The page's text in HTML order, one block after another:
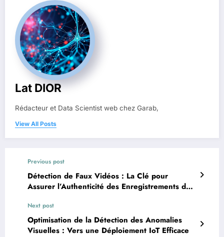
Lat DIOR
Rédacteur et Data Scientist web chez Garab,
View All Posts
Previous post
Détection de Faux Vidéos : La Clé pour
Assurer l’Authenticité des Enregistrements de
Next post
Optimisation de la Détection des Anomalies
Visuelles : Vers une Déploiement IoT Efficace